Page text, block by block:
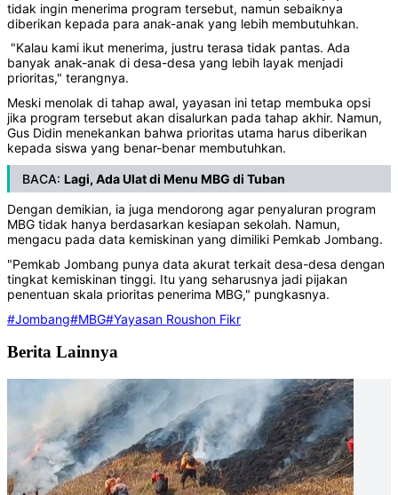
tidak ingin menerima program tersebut, namun sebaiknya
diberikan kepada para anak-anak yang lebih membutuhkan.
"Kalau kami ikut menerima, justru terasa tidak pantas. Ada
banyak anak-anak di desa-desa yang lebih layak menjadi
prioritas," terangnya.
Meski menolak di tahap awal, yayasan ini tetap membuka opsi
jika program tersebut akan disalurkan pada tahap akhir. Namun,
Gus Didin menekankan bahwa prioritas utama harus diberikan
kepada siswa yang benar-benar membutuhkan.
BACA: Lagi, Ada Ulat di Menu MBG di Tuban
Dengan demikian, ia juga mendorong agar penyaluran program
MBG tidak hanya berdasarkan kesiapan sekolah. Namun,
mengacu pada data kemiskinan yang dimiliki Pemkab Jombang.
"Pemkab Jombang punya data akurat terkait desa-desa dengan
tingkat kemiskinan tinggi. Itu yang seharusnya jadi pijakan
penentuan skala prioritas penerima MBG," pungkasnya.
#Jombang#MBG#Yayasan Roushon Fikr
Berita Lainnya